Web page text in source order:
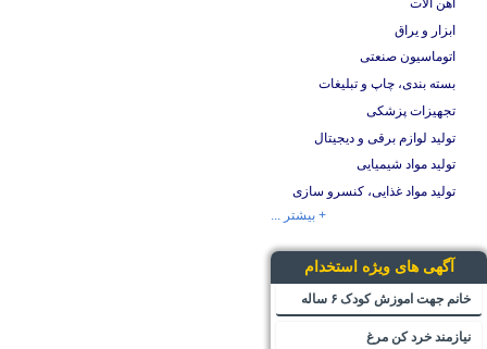
ابزار و یراق
اتوماسیون صنعتی
بسته بندی، چاپ و تبلیغات
تجهیزات پزشکی
تولید لوازم برقی و دیجیتال
تولید مواد شیمیایی
تولید مواد غذایی، کنسرو سازی
+ بیشتر ...
آگهی های ویژه استخدام
خانم جهت اموزش کودک ۶ ساله
نیازمند خرد کن مرغ